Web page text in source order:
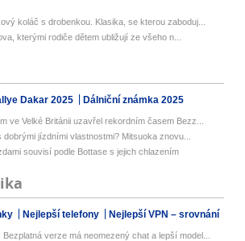
koláč s drobenkou. Klasika, se kterou zaboduj...
kterými rodiče dětem ubližují ze všeho n...
Dakar 2025 Dálniční známka 2025
ve Velké Británii uzavřel rekordním časem Bezz...
jízdními vlastnostmi? Mitsuoka znovu...
souvisí podle Bottase s jejich chlazením
Nejlepší telefony Nejlepší VPN – srovnání
verze má neomezený chat a lepší model...